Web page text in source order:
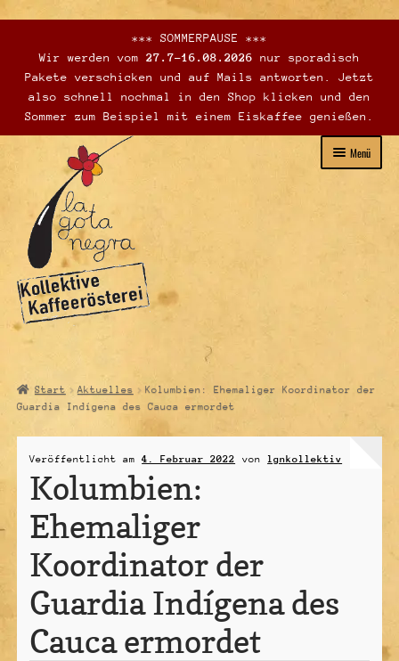
*** SOMMERPAUSE ***
Wir werden vom 27.7-16.08.2026 nur sporadisch
Pakete verschicken und auf Mails antworten. Jetzt
also schnell nochmal in den Shop klicken und den
Sommer zum Beispiel mit einem Eiskaffee genießen.
Navigation
springen
springen
Menü
Webshop – Verkauf
Verkaufsstellen
Kaffeeanbau
Vertrag widerrufen
Start Aktuelles
Kolumbien: Ehemaliger Koordinator der
Guardia Indígena des Cauca ermordet
Veröffentlicht am4. Februar 2022 von lgnkollektiv
Kolumbien:
Ehemaliger
Koordinator der
Guardia Indígena des
Cauca ermordet